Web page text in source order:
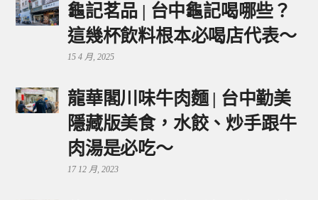
龜記茗品 | 台中龜記喝哪些？
這幾杯飲料根本必喝店代表～
15 4 月, 2025
龍華閣川味牛肉麵 | 台中勤美
隱藏版美食，水餃、炒手跟牛
肉湯是必吃～
17 12 月, 2023